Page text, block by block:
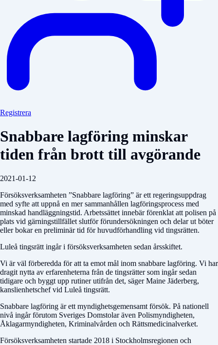
Registrera
Snabbare lagföring minskar
tiden från brott till avgörande
2021-01-12
Försöksverksamheten ”Snabbare lagföring” är ett regeringsuppdrag
med syfte att uppnå en mer sammanhållen lagföringsprocess med
minskad handläggningstid. Arbetssättet innebär förenklat att polisen på
plats vid gärningstillfället slutför förundersökningen och delar ut böter
eller bokar en preliminär tid för huvudförhandling vid tingsrätten.
Luleå tingsrätt ingår i försöksverksamheten sedan årsskiftet.
Vi är väl förberedda för att ta emot mål inom snabbare lagföring. Vi har
dragit nytta av erfarenheterna från de tingsrätter som ingår sedan
tidigare och byggt upp rutiner utifrån det, säger Maine Jäderberg,
kanslienhetschef vid Luleå tingsrätt.
Snabbare lagföring är ett myndighetsgemensamt försök. På nationell
nivå ingår förutom Sveriges Domstolar även Polismyndigheten,
Åklagarmyndigheten, Kriminalvården och Rättsmedicinalverket.
Försöksverksamheten startade 2018 i Stockholmsregionen och